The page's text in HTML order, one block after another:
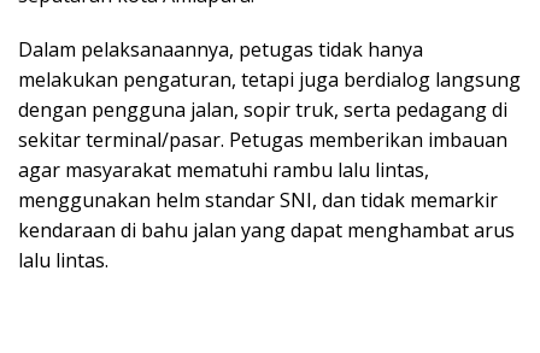
Dalam pelaksanaannya, petugas tidak hanya
melakukan pengaturan, tetapi juga berdialog langsung
dengan pengguna jalan, sopir truk, serta pedagang di
sekitar terminal/pasar. Petugas memberikan imbauan
agar masyarakat mematuhi rambu lalu lintas,
menggunakan helm standar SNI, dan tidak memarkir
kendaraan di bahu jalan yang dapat menghambat arus
lalu lintas.